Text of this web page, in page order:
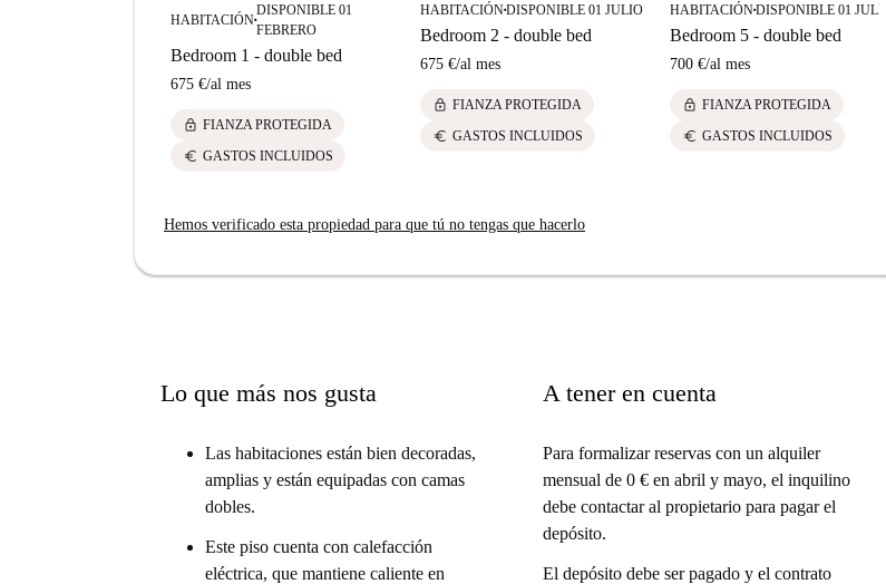
HABITACIÓN■
DISPONIBLE 01
FEBRERO
Bedroom 1 - double bed
675 €/al mes
lock FIANZA PROTEGIDA
euro GASTOS INCLUIDOS
HABITACIÓN■DISPONIBLE 01 JULIO
Bedroom 2 - double bed
675 €/al mes
lock FIANZA PROTEGIDA
euro GASTOS INCLUIDOS
HABITACIÓN■DISPONIBLE 01 JULIO
Bedroom 5 - double bed
700 €/al mes
lock FIANZA PROTEGIDA
euro GASTOS INCLUIDOS
Hemos verificado esta propiedad para que tú no tengas que hacerlo
Lo que más nos gusta
Las habitaciones están bien decoradas,
amplias y están equipadas con camas
dobles.
Este piso cuenta con calefacción
eléctrica, que mantiene caliente en
A tener en cuenta
Para formalizar reservas con un alquiler
mensual de 0 € en abril y mayo, el inquilino
debe contactar al propietario para pagar el
depósito.
El depósito debe ser pagado y el contrato